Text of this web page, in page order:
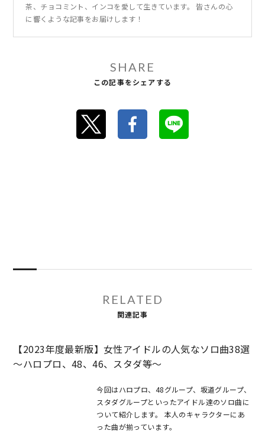
茶、チョコミント、インコを愛して生きています。 皆さんの心
に響くような記事をお届けします！
SHARE
この記事をシェアする
RELATED
関連記事
【2023年度最新版】女性アイドルの人気なソロ曲38選
～ハロプロ、48、46、スタダ等～
今回はハロプロ、48グループ、坂道グループ、
スタダグループといったアイドル達のソロ曲に
ついて紹介します。 本人のキャラクターにあ
った曲が揃っています。